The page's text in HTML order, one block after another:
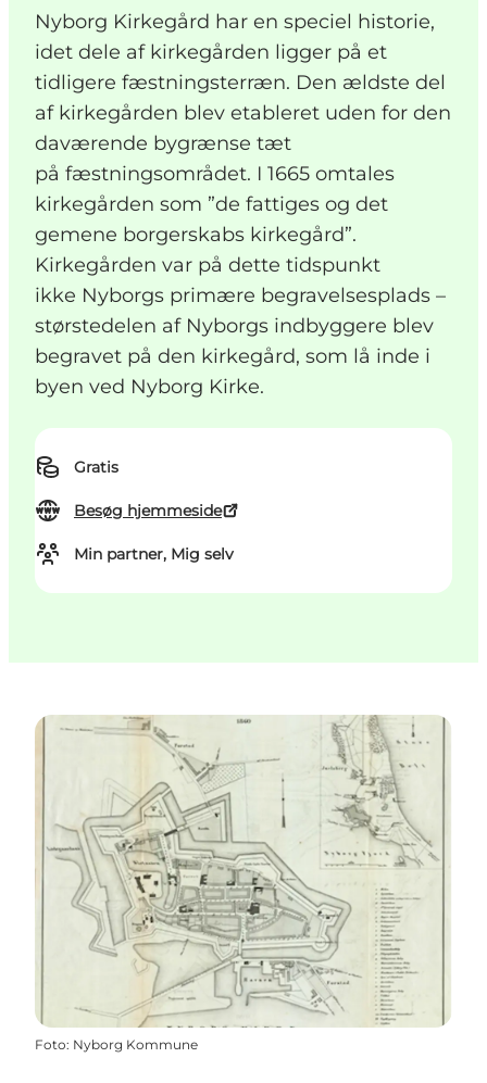
Nyborg Kirkegård har en speciel historie,
idet dele af kirkegården ligger på et
tidligere fæstningsterræn. Den ældste del
af kirkegården blev etableret uden for den
daværende bygrænse tæt
på fæstningsområdet. I 1665 omtales
kirkegården som ”de fattiges og det
gemene borgerskabs kirkegård”.
Kirkegården var på dette tidspunkt
ikke Nyborgs primære begravelsesplads –
størstedelen af Nyborgs indbyggere blev
begravet på den kirkegård, som lå inde i
byen ved Nyborg Kirke.
Gratis
Besøg hjemmeside
Min partner, Mig selv
Foto: Nyborg Kommune